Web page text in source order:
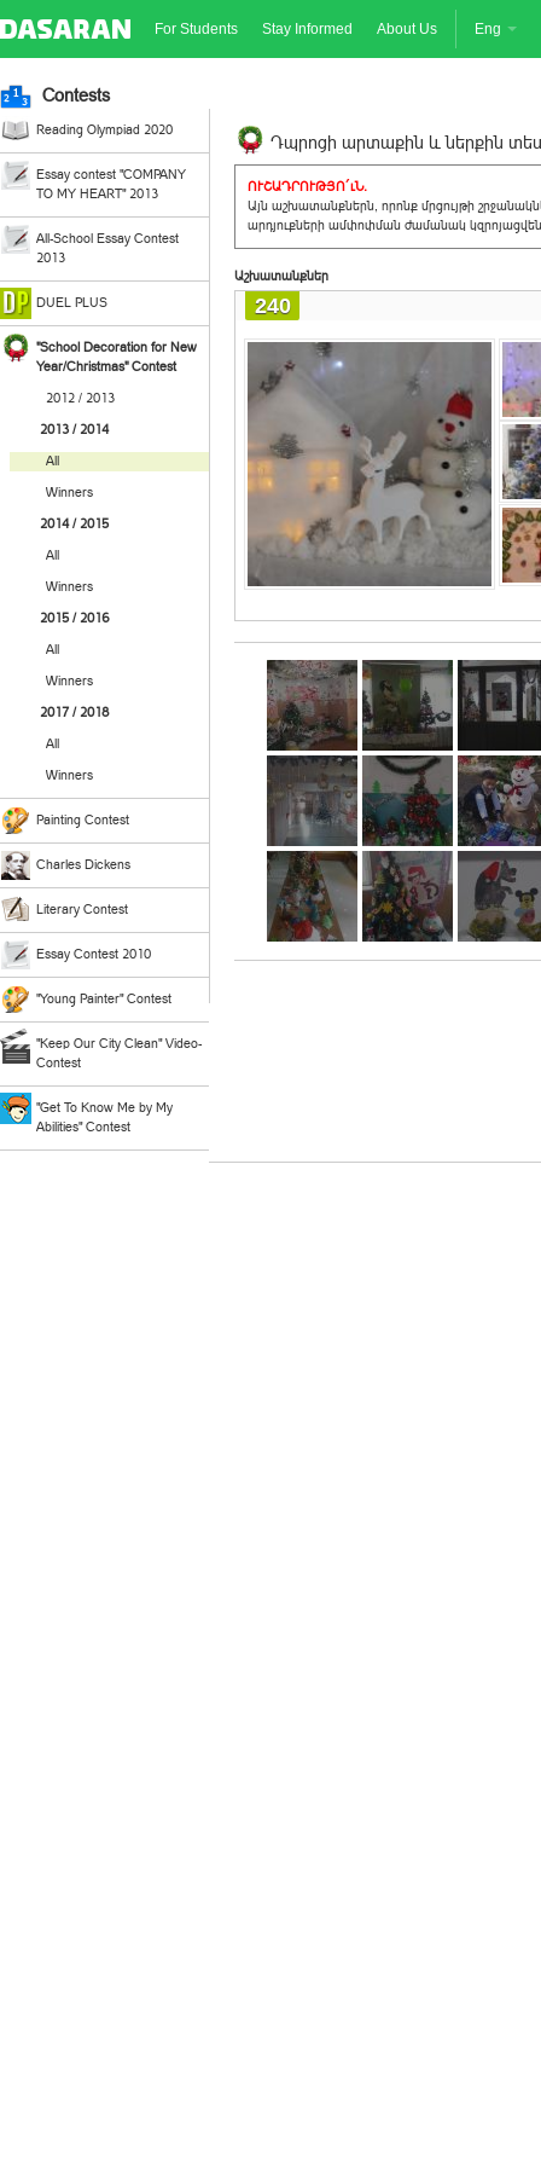
For Students Stay Informed About Us Eng
Contests
Reading Olympiad 2020
Essay contest "COMPANY
TO MY HEART" 2013
All-School Essay Contest
2013
DUEL PLUS
"School Decoration for New
Year/Christmas" Contest
2012 / 2013
2013 / 2014
All
Winners
2014 / 2015
All
Winners
2015 / 2016
All
Winners
2017 / 2018
All
Winners
Painting Contest
Charles Dickens
Literary Contest
Essay Contest 2010
"Young Painter" Contest
"Keep Our City Clean" Video-
Contest
"Get To Know Me by My
Abilities" Contest
Դպրոցի արտաքին և ներքին
ՈՒՇԱԴՐՈՒԹՅՈ´ւՆ.
Այն աշխատանքներն, որոնք մրցույթի
արդյուքների ամփոփման ժամանակ
Աշխատանքներ
240